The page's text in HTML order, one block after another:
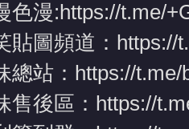
色漫: https://t.me/
貼圖頻道： https://
總站： https://t.me/
售後區： https://